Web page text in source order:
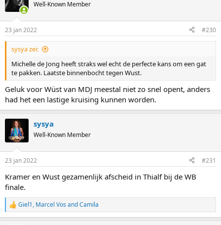
Well-Known Member
23 jan 2022 #230
sysya zei:
Michelle de Jong heeft straks wel echt de perfecte kans om een gat
te pakken. Laatste binnenbocht tegen Wust.
Geluk voor Wüst van MDJ meestal niet zo snel opent, anders
had het een lastige kruising kunnen worden.
sysya
Well-Known Member
23 jan 2022 #231
Kramer en Wust gezamenlijk afscheid in Thialf bij de WB
finale.
R
e
Giel1, Marcel Vos andCamila